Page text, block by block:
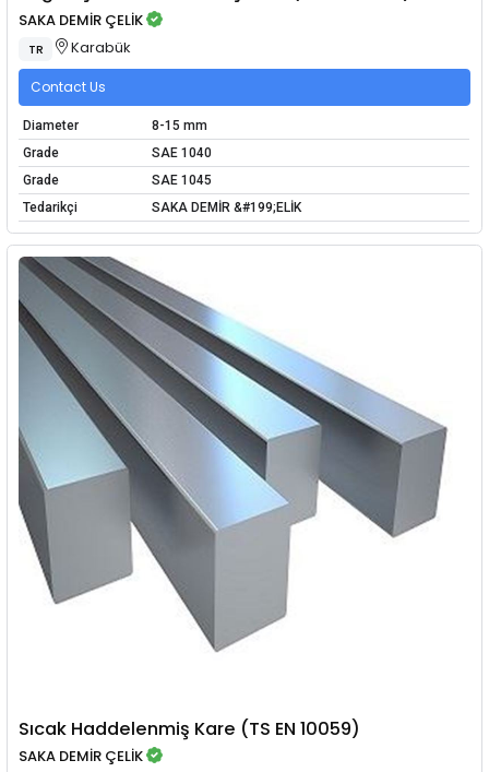
SAKA DEMİR ÇELİK
TR Karabük
Contact Us
Diameter
8-15 mm
Grade
SAE 1040
Grade
SAE 1045
Tedarikçi
SAKA DEMİR &#199;ELİK
Sıcak Haddelenmiş Kare (TS EN 10059)
SAKA DEMİR ÇELİK